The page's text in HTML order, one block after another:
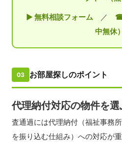
▶ 無料相談フォーム ／ ☎
中無休）
03 お部屋探しのポイント
代理納付対応の物件を選
査通過には代理納付（福祉事務
を振り込む仕組み）への対応が